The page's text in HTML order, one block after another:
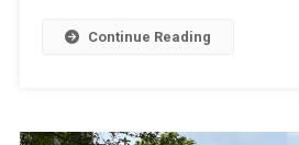
ਦੀ
ਦਿਨਾਂ
Continue Reading